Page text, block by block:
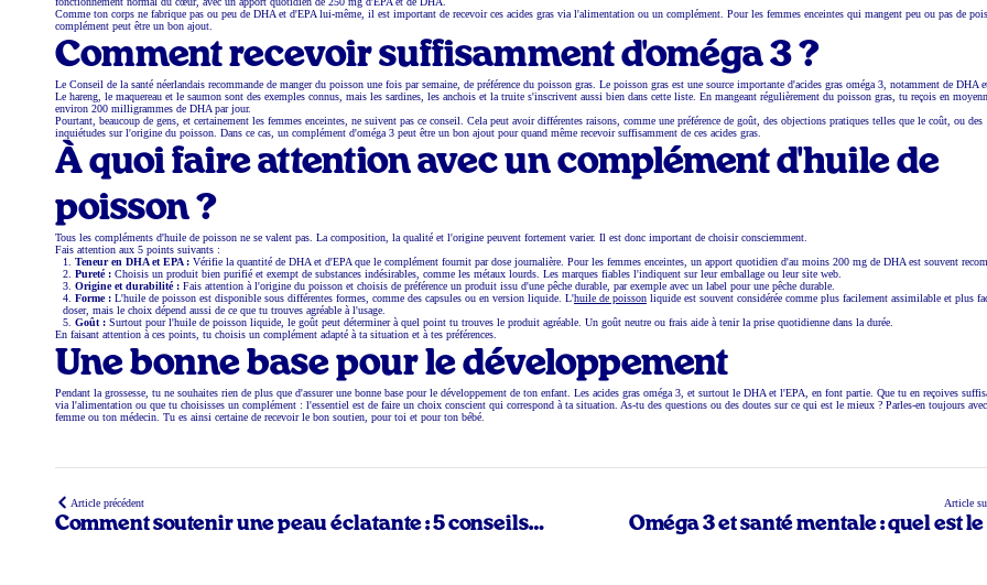
Comme ton corps ne fabrique pas ou peu de DHA et d'EPA lui-même, il est important de recevoir ces acides gras via l'alimentation ou un complément. Pour les femmes enceintes qui mangent peu ou pas de
complément peut être un bon ajout.
Comment recevoir suffisamment d'oméga 3 ?
Le Conseil de la santé néerlandais recommande de manger du poisson une fois par semaine, de préférence du poisson gras. Le poisson gras est une source importante d'acides gras oméga 3, notamment de DHA
Le hareng, le maquereau et le saumon sont des exemples connus, mais les sardines, les anchois et la truite s'inscrivent aussi bien dans cette liste. En mangeant régulièrement du poisson gras, tu reçois en
environ 200 milligrammes de DHA par jour.
Pourtant, beaucoup de gens, et certainement les femmes enceintes, ne suivent pas ce conseil. Cela peut avoir différentes raisons, comme une préférence de goût, des objections pratiques telles que le coût, ou des
inquiétudes sur l'origine du poisson. Dans ce cas, un complément d'oméga 3 peut être un bon ajout pour quand même recevoir suffisamment de ces acides gras.
À quoi faire attention avec un complément d'huile de
poisson ?
Tous les compléments d'huile de poisson ne se valent pas. La composition, la qualité et l'origine peuvent fortement varier. Il est donc important de choisir consciemment.
Fais attention aux 5 points suivants :
Teneur en DHA et EPA : Vérifie la quantité de DHA et d'EPA que le complément fournit par dose journalière. Pour les femmes enceintes, un apport quotidien d'au moins 200 mg de DHA est souvent
Pureté : Choisis un produit bien purifié et exempt de substances indésirables, comme les métaux lourds. Les marques fiables l'indiquent sur leur emballage ou leur site web.
Origine et durabilité : Fais attention à l'origine du poisson et choisis de préférence un produit issu d'une pêche durable, par exemple avec un label pour une pêche durable.
Forme : L'huile de poisson est disponible sous différentes formes, comme des capsules ou en version liquide. L'huile de poisson liquide est souvent considérée comme plus facilement assimilable et plus
doser, mais le choix dépend aussi de ce que tu trouves agréable à l'usage.
Goût : Surtout pour l'huile de poisson liquide, le goût peut déterminer à quel point tu trouves le produit agréable. Un goût neutre ou frais aide à tenir la prise quotidienne dans la durée.
En faisant attention à ces points, tu choisis un complément adapté à ta situation et à tes préférences.
Une bonne basepour le développement
Pendant la grossesse, tu ne souhaites rien de plus que d'assurer une bonne base pour le développement de ton enfant. Les acides gras oméga 3, et surtout le DHA et l'EPA, en font partie. Que tu en reçoives
via l'alimentation ou que tu choisisses un complément : l'essentiel est de faire un choix conscient qui correspond à ta situation. As-tu des questions ou des doutes sur ce qui est le mieux ? Parles-en toujours avec
femme ou ton médecin. Tu es ainsi certaine de recevoir le bon soutien, pour toi et pour ton bébé.
Article précédent
Comment soutenir une peau éclatante : 5 conseils
Article
Oméga 3 et santé mentale : quel est le